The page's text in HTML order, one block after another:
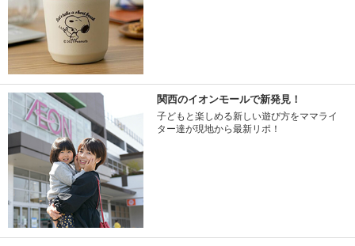
関西のイオンモールで新発見！
子どもと楽しめる新しい遊び方をママライ
ター達が現地から最新リポ！